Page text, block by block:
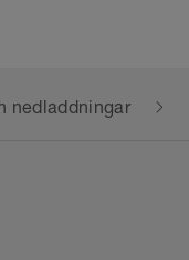
nedladdningar